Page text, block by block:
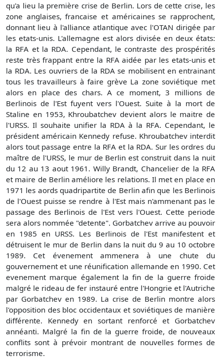
qu'a lieu la première crise de Berlin. Lors de cette crise, les
zone anglaises, francaise et américaines se rapprochent,
donnant lieu à l'alliance atlantique avec l'OTAN dirigée par
les etats-unis. L'allemagne est alors divisée en deux états:
la RFA et la RDA. Cependant, le contraste des prospérités
reste très frappant entre la RFA aidée par les etats-unis et
la RDA. Les ouvriers de la RDA se mobilisent en entrainant
tous les travailleurs à faire grève La zone soviétique met
alors en place des chars. A ce moment, 3 millions de
Berlinois de l'Est fuyent vers l'Ouest. Suite à la mort de
Staline en 1953, Khroubatchev devient alors le maitre de
l'URSS. Il souhaite unifier la RDA à la RFA. Cependant, le
président américain Kennedy refuse. Khroubatchev interdit
alors tout passage entre la RFA et la RDA. Sur les ordres du
maître de l'URSS, le mur de Berlin est construit dans la nuit
du 12 au 13 aout 1961. Willy Brandt, Chancelier de la RFA
et maire de Berlin améliore les relations. Il met en place en
1971 les aords quadripartite de Berlin afin que les Berlinois
de l'Ouest puisse se rendre à l'Est mais n'ammenant pas le
passage des Berlinois de l'Est vers l'Ouest. Cette periode
sera alors nommée "detente". Gorbatchev arrive au pouvoir
en 1985 en URSS. Les Berlinois de l'Est manifestent et
détruisent le mur de Berlin dans la nuit du 9 au 10 octobre
1989. Cet évenement ammenera à une chute du
gouvernement et une réunification allemande en 1990. Cet
evenement marque également la fin de la guerre froide
malgré le rideau de fer instauré entre l'Hongrie et l'Autriche
par Gorbatchev en 1989. La crise de Berlin montre alors
l'opposition des bloc occidentaux et soviétiques de manière
différente. Kennedy en sortant renforcé et Gorbatchev
annéanti. Malgré la fin de la guerre froide, de nouveaux
conflits sont à prévoir montrant de nouvelles formes de
terrorisme.